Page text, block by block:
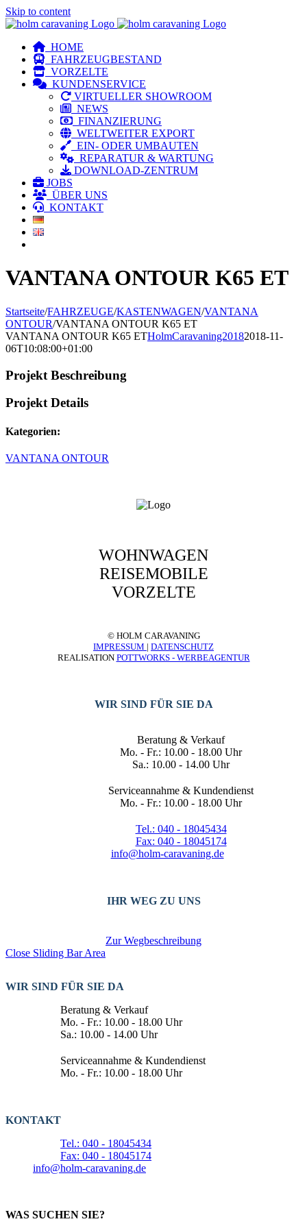
Skip to content
HOME
FAHRZEUGBESTAND
VORZELTE
KUNDENSERVICE
VIRTUELLER SHOWROOM
NEWS
FINANZIERUNG
WELTWEITER EXPORT
EIN- ODER UMBAUTEN
REPARATUR & WARTUNG
DOWNLOAD-ZENTRUM
JOBS
ÜBER UNS
KONTAKT
VANTANA ONTOUR K65 ET
Startseite/FAHRZEUGE/KASTENWAGEN/VANTANA
ONTOUR/VANTANA ONTOUR K65 ET
VANTANA ONTOUR K65 ETHolmCaravaning20182018-11-
06T10:08:00+01:00
Projekt Beschreibung
Projekt Details
Kategorien:
VANTANA ONTOUR
WOHNWAGEN
REISEMOBILE
VORZELTE
© HOLM CARAVANING
IMPRESSUM | DATENSCHUTZ
REALISATION POTTWORKS - WERBEAGENTUR
WIR SIND FÜR SIE DA
Beratung & Verkauf
Mo. - Fr.: 10.00 - 18.00 Uhr
Sa.: 10.00 - 14.00 Uhr
Serviceannahme & Kundendienst
Mo. - Fr.: 10.00 - 18.00 Uhr
Tel.: 040 - 18045434
Fax: 040 - 18045174
info@holm-caravaning.de
IHR WEG ZU UNS
Zur Wegbeschreibung
Close Sliding Bar Area
WIR SIND FÜR SIE DA
Beratung & Verkauf
Mo. - Fr.: 10.00 - 18.00 Uhr
Sa.: 10.00 - 14.00 Uhr
Serviceannahme & Kundendienst
Mo. - Fr.: 10.00 - 18.00 Uhr
KONTAKT
Tel.: 040 - 18045434
Fax: 040 - 18045174
info@holm-caravaning.de
WAS SUCHEN SIE?